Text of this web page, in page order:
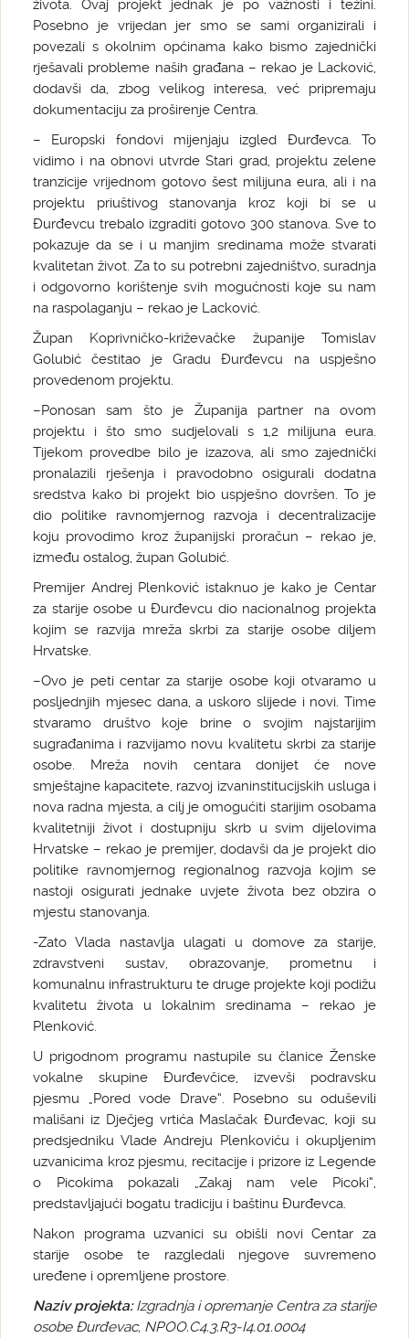
života. Ovaj projekt jednak je po važnosti i težini.
Posebno je vrijedan jer smo se sami organizirali i
povezali s okolnim općinama kako bismo zajednički
rješavali probleme naših građana – rekao je Lacković,
dodavši da, zbog velikog interesa, već pripremaju
dokumentaciju za proširenje Centra.
– Europski fondovi mijenjaju izgled Đurđevca. To
vidimo i na obnovi utvrde Stari grad, projektu zelene
tranzicije vrijednom gotovo šest milijuna eura, ali i na
projektu priuštivog stanovanja kroz koji bi se u
Đurđevcu trebalo izgraditi gotovo 300 stanova. Sve to
pokazuje da se i u manjim sredinama može stvarati
kvalitetan život. Za to su potrebni zajedništvo, suradnja
i odgovorno korištenje svih mogućnosti koje su nam
na raspolaganju – rekao je Lacković.
Župan Koprivničko-križevačke županije Tomislav
Golubić čestitao je Gradu Đurđevcu na uspješno
provedenom projektu.
–Ponosan sam što je Županija partner na ovom
projektu i što smo sudjelovali s 1,2 milijuna eura.
Tijekom provedbe bilo je izazova, ali smo zajednički
pronalazili rješenja i pravodobno osigurali dodatna
sredstva kako bi projekt bio uspješno dovršen. To je
dio politike ravnomjernog razvoja i decentralizacije
koju provodimo kroz županijski proračun – rekao je,
između ostalog, župan Golubić.
Premijer Andrej Plenković istaknuo je kako je Centar
za starije osobe u Đurđevcu dio nacionalnog projekta
kojim se razvija mreža skrbi za starije osobe diljem
Hrvatske.
–Ovo je peti centar za starije osobe koji otvaramo u
posljednjih mjesec dana, a uskoro slijede i novi. Time
stvaramo društvo koje brine o svojim najstarijim
sugrađanima i razvijamo novu kvalitetu skrbi za starije
osobe. Mreža novih centara donijet će nove
smještajne kapacitete, razvoj izvaninstitucijskih usluga i
nova radna mjesta, a cilj je omogućiti starijim osobama
kvalitetniji život i dostupniju skrb u svim dijelovima
Hrvatske – rekao je premijer, dodavši da je projekt dio
politike ravnomjernog regionalnog razvoja kojim se
nastoji osigurati jednake uvjete života bez obzira o
mjestu stanovanja.
-Zato Vlada nastavlja ulagati u domove za starije,
zdravstveni sustav, obrazovanje, prometnu i
komunalnu infrastrukturu te druge projekte koji podižu
kvalitetu života u lokalnim sredinama – rekao je
Plenković.
U prigodnom programu nastupile su članice Ženske
vokalne skupine Đurđevčice, izvevši podravsku
pjesmu „Pored vode Drave“. Posebno su oduševili
mališani iz Dječjeg vrtića Maslačak Đurđevac, koji su
predsjedniku Vlade Andreju Plenkoviću i okupljenim
uzvanicima kroz pjesmu, recitacije i prizore iz Legende
o Picokima pokazali „Zakaj nam vele Picoki“,
predstavljajući bogatu tradiciju i baštinu Đurđevca.
Nakon programa uzvanici su obišli novi Centar za
starije osobe te razgledali njegove suvremeno
uređene i opremljene prostore.
Naziv projekta:Izgradnja i opremanje Centra za starije
osobe Đurđevac, NPOO.C4.3.R3-I4.01.0004